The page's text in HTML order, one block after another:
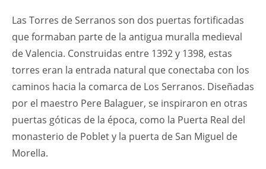
Las Torres de Serranos son dos puertas fortificadas
que formaban parte de la antigua muralla medieval
de Valencia. Construidas entre 1392 y 1398, estas
torres eran la entrada natural que conectaba con los
caminos hacia la comarca de Los Serranos. Diseñadas
por el maestro Pere Balaguer, se inspiraron en otras
puertas góticas de la época, como la Puerta Real del
monasterio de Poblet y la puerta de San Miguel de
Morella.